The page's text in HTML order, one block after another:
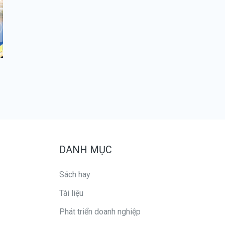
DANH MỤC
Sách hay
Tài liệu
Phát triển doanh nghiệp